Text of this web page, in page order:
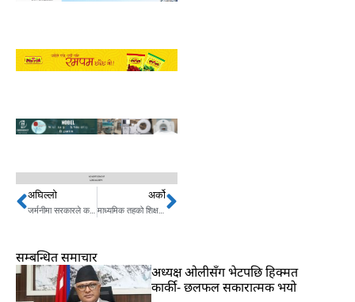
Prev
अघिल्लो
जर्मनीमा सरकारले कसरी पठाउँदैछ कामदार ?
अर्को
माध्यमिक तहको शिक्षकको नतिजा सार्वजनिक, कतिले पाए स्थायी नियुक्ति ? Next
सम्बन्धित समाचार
अध्यक्ष ओलीसँग भेटपछि हिक्मत
कार्की- छलफल सकारात्मक भयो